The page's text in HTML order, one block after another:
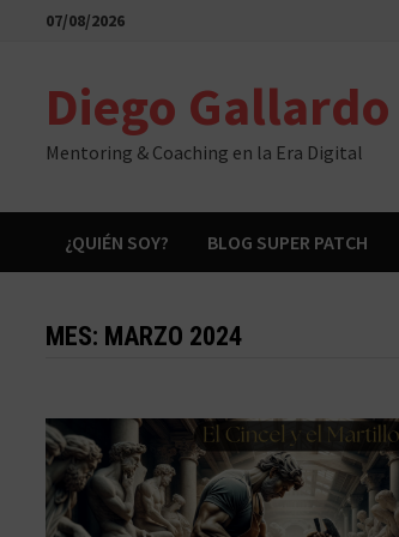
Saltar07/08/2026
Diego Gallardo
Mentoring & Coaching en la Era Digital
¿QUIÉN SOY? BLOG SUPER PATCH
MES: MARZO 2024